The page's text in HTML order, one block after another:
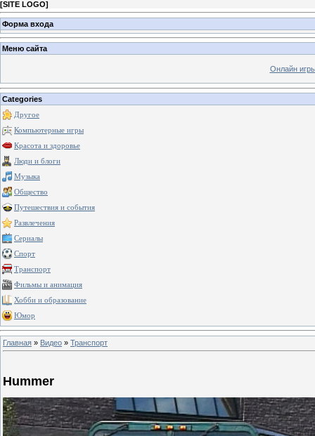
[SITE LOGO]
Форма входа
Меню сайта
Онлайн
Categories
Другое
Компьютерные игры
Красота и здоровье
Люди и блоги
Музыка
Общество
Путешествия и события
Развлечения
Сериалы
Спорт
Транспорт
Фильмы и анимация
Хобби и образование
Юмор
Главная » Видео » Транспорт
Hummer